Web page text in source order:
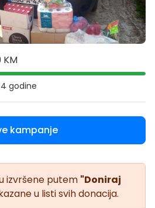
KM
godine
kampanje
izvršene putem "Doniraj
u listi svih donacija.